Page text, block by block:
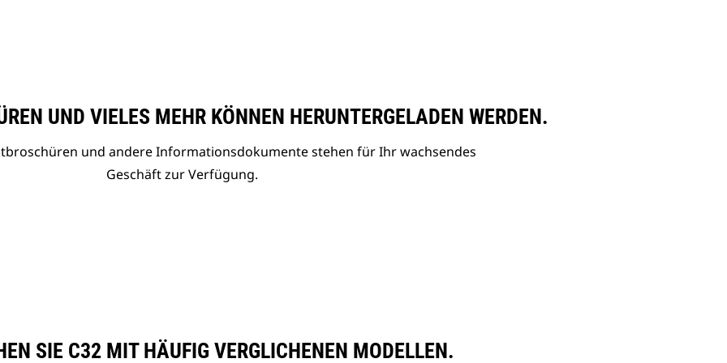
UND VIELES MEHR KÖNNEN HERUNTERGELADEN WERDEN.
und andere Informationsdokumente stehen für Ihr wachsendes
Geschäft zur Verfügung.
SIE C32 MIT HÄUFIG VERGLICHENEN MODELLEN.